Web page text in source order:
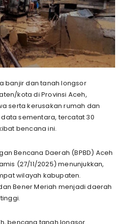
banjir dan tanah longsor
kota di Provinsi Aceh,
serta kerusakan rumah dan
sementara, tercatat 30
bencana ini.
Bencana Daerah (BPBD) Aceh
(27/11/2025) menunjukkan,
wilayah kabupaten.
Bener Meriah menjadi daerah